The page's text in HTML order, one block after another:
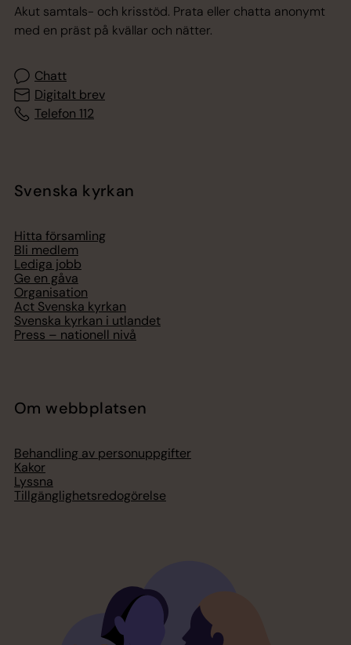
Akut samtals- och krisstöd. Prata eller chatta anonymt
med en präst på kvällar och nätter.
Chatt
Digitalt brev
Telefon 112
Svenska kyrkan
Hitta församling
Bli medlem
Lediga jobb
Ge en gåva
Organisation
Act Svenska kyrkan
Svenska kyrkan i utlandet
Press – nationell nivå
Om webbplatsen
Behandling av personuppgifter
Kakor
Lyssna
Tillgänglighetsredogörelse